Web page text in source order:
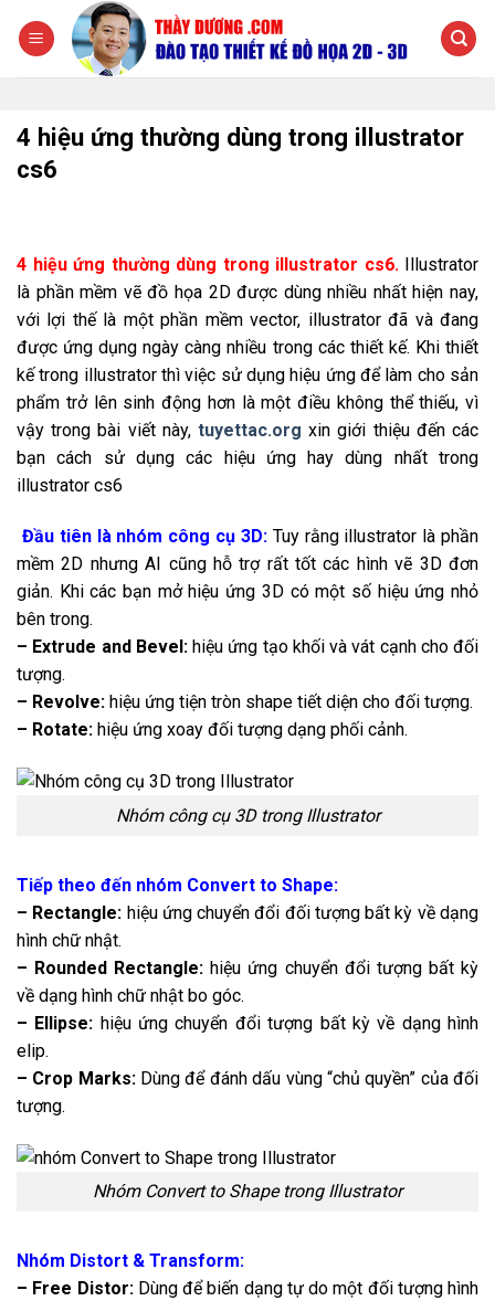
đến
4 hiệu ứng thường dùng trong illustrator
cs6
4 hiệu ứng thường dùng trong illustrator cs6.Illustrator
là phần mềm vẽ đồ họa 2D được dùng nhiều nhất hiện nay,
với lợi thế là một phần mềm vector, illustrator đã và đang
được ứng dụng ngày càng nhiều trong các thiết kế. Khi thiết
kế trong illustrator thì việc sử dụng hiệu ứng để làm cho sản
phẩm trở lên sinh động hơn là một điều không thể thiếu, vì
vậy trong bài viết này, tuyettac.org xin giới thiệu đến các
bạn cách sử dụng các hiệu ứng hay dùng nhất trong
illustrator cs6
Đầu tiên là nhóm công cụ 3D:Tuy rằng illustrator là phần
mềm 2D nhưng AI cũng hỗ trợ rất tốt các hình vẽ 3D đơn
giản. Khi các bạn mở hiệu ứng 3D có một số hiệu ứng nhỏ
bên trong.
– Extrude and Bevel:hiệu ứng tạo khối và vát cạnh cho đối
tượng.
– Revolve: hiệu ứng tiện tròn shape tiết diện cho đối tượng.
– Rotate: hiệu ứng xoay đối tượng dạng phối cảnh.
Nhóm công cụ 3D trong Illustrator
Tiếp theo đến nhóm Convert to Shape:
– Rectangle: hiệu ứng chuyển đổi đối tượng bất kỳ về dạng
hình chữ nhật.
– Rounded Rectangle: hiệu ứng chuyển đổi tượng bất kỳ
về dạng hình chữ nhật bo góc.
– Ellipse: hiệu ứng chuyển đổi tượng bất kỳ về dạng hình
elip.
– Crop Marks:Dùng để đánh dấu vùng “chủ quyền” của đối
tượng.
Nhóm Convert to Shape trong Illustrator
Nhóm Distort & Transform:
– Free Distor:Dùng để biến dạng tự do một đối tượng hình